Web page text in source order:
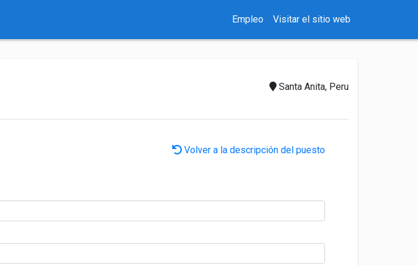
Empleo Visitar el sitio web
Santa Anita, Peru
Volver a la descripción del puesto